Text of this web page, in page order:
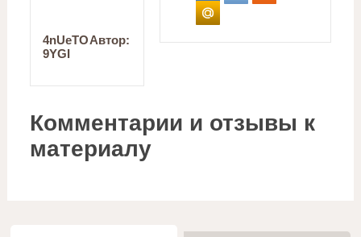
Автор:
4nUeTO
9YGI
Комментарии и отзывы к
материалу